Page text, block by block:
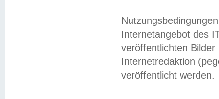
Internetangebot des
veröffentlichten
Internetredaktion
veröffentlicht werden.